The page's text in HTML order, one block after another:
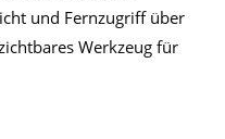
und Fernzugriff über
Werkzeug für